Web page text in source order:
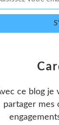
ce blog je
partager mes